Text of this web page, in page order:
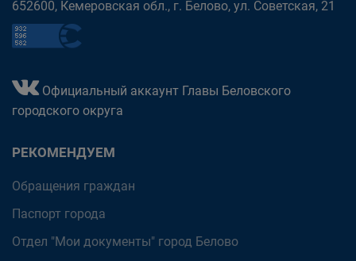
652600, Кемеровская обл., г. Белово, ул. Советская, 21
Официальный аккаунт Главы Беловского
городского округа
РЕКОМЕНДУЕМ
Обращения граждан
Паспорт города
Отдел "Мои документы" город Белово